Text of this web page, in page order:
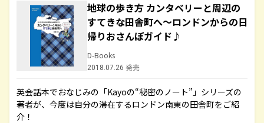
地球の歩き方 カンタベリーと周辺の
すてきな田舎町へ～ロンドンからの日
帰りおさんぽガイド♪
D-Books
2018.07.26 発売
英会話本でおなじみの「Kayoの“秘密のノート”」シリーズの
著者が、今度は自分の滞在するロンドン南東の田舎町をご紹
介！